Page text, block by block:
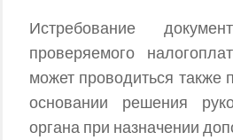
Истребование
проверяемого
может проводиться также
основании решения
органа при назначении